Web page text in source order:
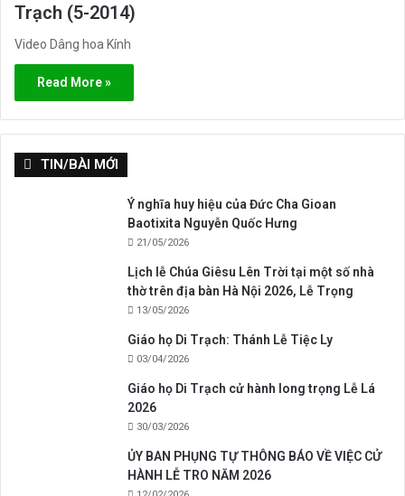
Trạch (5-2014)
Video Dâng hoa Kính
Read More »
TIN/BÀI MỚI
Ý nghĩa huy hiệu của Đức Cha Gioan
Baotixita Nguyễn Quốc Hưng
21/05/2026
Lịch lễ Chúa Giêsu Lên Trời tại một số nhà
thờ trên địa bàn Hà Nội 2026, Lễ Trọng
13/05/2026
Giáo họ Di Trạch: Thánh Lễ Tiệc Ly
03/04/2026
Giáo họ Di Trạch cử hành long trọng Lễ Lá
2026
30/03/2026
ỦY BAN PHỤNG TỰ THÔNG BÁO VỀ VIỆC CỬ
HÀNH LỄ TRO NĂM 2026